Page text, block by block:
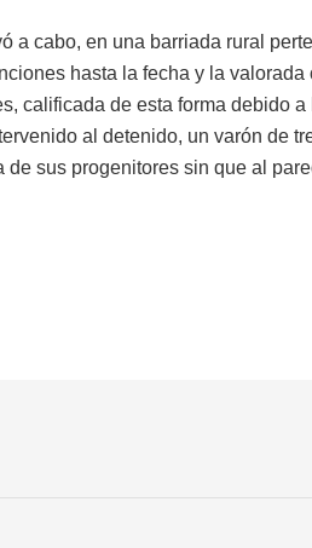
a cabo, en una barriada rural
hasta la fecha y la valorada
calificada de esta forma debido
al detenido, un varón de
sus progenitores sin que al